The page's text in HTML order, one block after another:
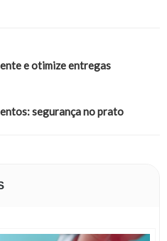
e otimize entregas
segurança no prato